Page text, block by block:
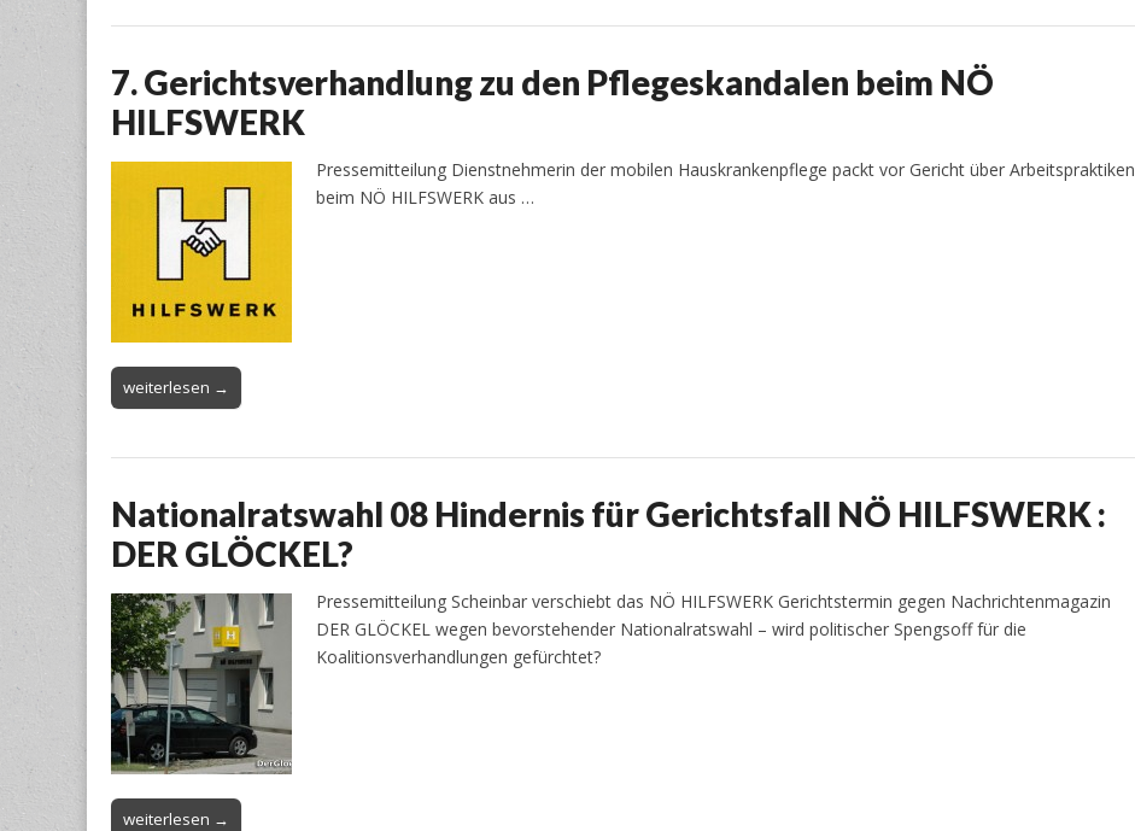
7. Gerichtsverhandlung zu den Pflegeskandalen beim NÖ
HILFSWERK
Pressemitteilung Dienstnehmerin der mobilen Hauskrankenpflege packt vor Gericht über Arbeitspraktiken
beim NÖ HILFSWERK aus …
weiterlesen →
Nationalratswahl 08 Hindernis für Gerichtsfall NÖ HILFSWERK :
DER GLÖCKEL?
Pressemitteilung Scheinbar verschiebt das NÖ HILFSWERK Gerichtstermin gegen Nachrichtenmagazin
DER GLÖCKEL wegen bevorstehender Nationalratswahl – wird politischer Spengsoff für die
Koalitionsverhandlungen gefürchtet?
weiterlesen →